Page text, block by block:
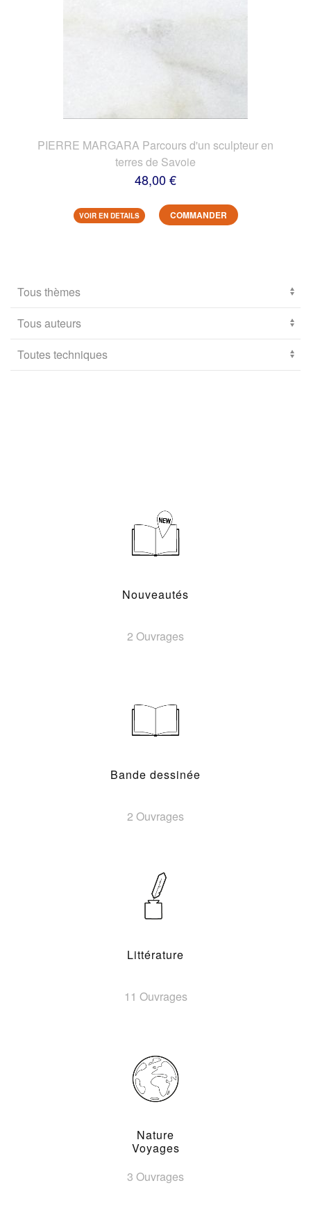
PIERRE MARGARA Parcours d'un sculpteur en
terres de Savoie
48,00 €
VOIR EN DETAILS COMMANDER
Nouveautés
2 Ouvrages
Bande dessinée
2 Ouvrages
Littérature
11 Ouvrages
Nature
Voyages
3 Ouvrages